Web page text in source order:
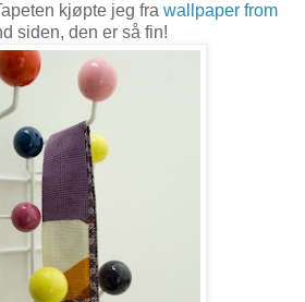
kjøpte jeg fra wallpaper from
siden, den er så fin!